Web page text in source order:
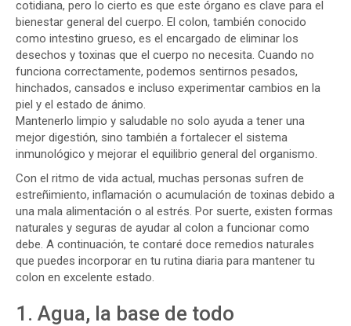
cotidiana, pero lo cierto es que este órgano es clave para el
bienestar general del cuerpo. El colon, también conocido
como intestino grueso, es el encargado de eliminar los
desechos y toxinas que el cuerpo no necesita. Cuando no
funciona correctamente, podemos sentirnos pesados,
hinchados, cansados e incluso experimentar cambios en la
piel y el estado de ánimo.
Mantenerlo limpio y saludable no solo ayuda a tener una
mejor digestión, sino también a fortalecer el sistema
inmunológico y mejorar el equilibrio general del organismo.
Con el ritmo de vida actual, muchas personas sufren de
estreñimiento, inflamación o acumulación de toxinas debido a
una mala alimentación o al estrés. Por suerte, existen formas
naturales y seguras de ayudar al colon a funcionar como
debe. A continuación, te contaré doce remedios naturales
que puedes incorporar en tu rutina diaria para mantener tu
colon en excelente estado.
1. Agua, la base de todo